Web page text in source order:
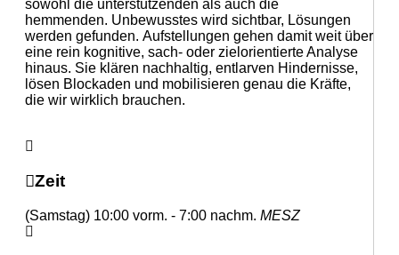
sowohl die unterstützenden als auch die
hemmenden. Unbewusstes wird sichtbar, Lösungen
werden gefunden. Aufstellungen gehen damit weit über
eine rein kognitive, sach- oder zielorientierte Analyse
hinaus. Sie klären nachhaltig, entlarven Hindernisse,
lösen Blockaden und mobilisieren genau die Kräfte,
die wir wirklich brauchen.
Zeit
(Samstag) 10:00 vorm. - 7:00 nachm. MESZ